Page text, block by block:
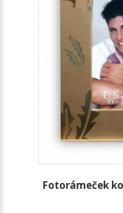
Fotorámeček